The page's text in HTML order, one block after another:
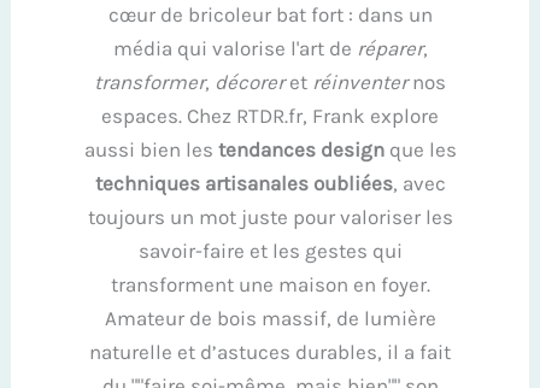
cœur de bricoleur bat fort : dans un
média qui valorise l'art de réparer,
transformer, décoreret réinventernos
espaces. Chez RTDR.fr, Frank explore
aussi bien les tendances designque les
techniques artisanales oubliées, avec
toujours un mot juste pour valoriser les
savoir-faire et les gestes qui
transforment une maison en foyer.
Amateur de bois massif, de lumière
naturelle et d’astuces durables, il a fait